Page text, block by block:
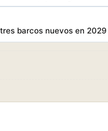
barcos nuevos en 2029